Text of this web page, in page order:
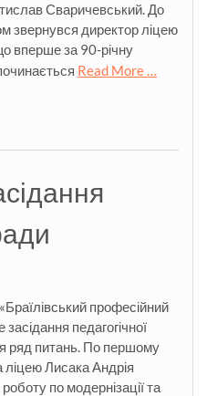
Сваричевський. До
звернувся директор ліцею
вперше за 90-річну
Read More …
професійний
педагогічної
ряд питань. По першому
Лисака Андрія
по модернізації та